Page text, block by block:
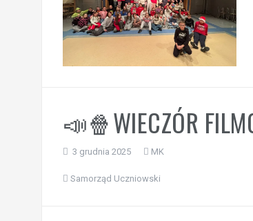
📣🍿WIECZÓR
3 grudnia 2025 MK
Samorząd Uczniowski